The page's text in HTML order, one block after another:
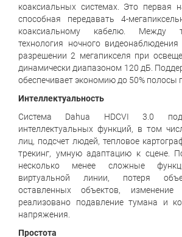
коаксиальных системах. Это первая
способная передавать 4-
коаксиальному кабелю. Между
технология ночного
разрешении 2 мегапикселя при
динамически диапазоном 120 дБ.
обеспечивает экономию до 50% полосы
Интеллектуальность
Система Dahua HDCVI 3.0
интеллектуальных функций, в том
лиц, подсчет людей, тепловое
трекинг, умную адаптацию к сцене.
несколько менее сложные
виртуальной линии, потеря
оставленных объектов,
реализовано подавление тумана и
напряжения.
Простота